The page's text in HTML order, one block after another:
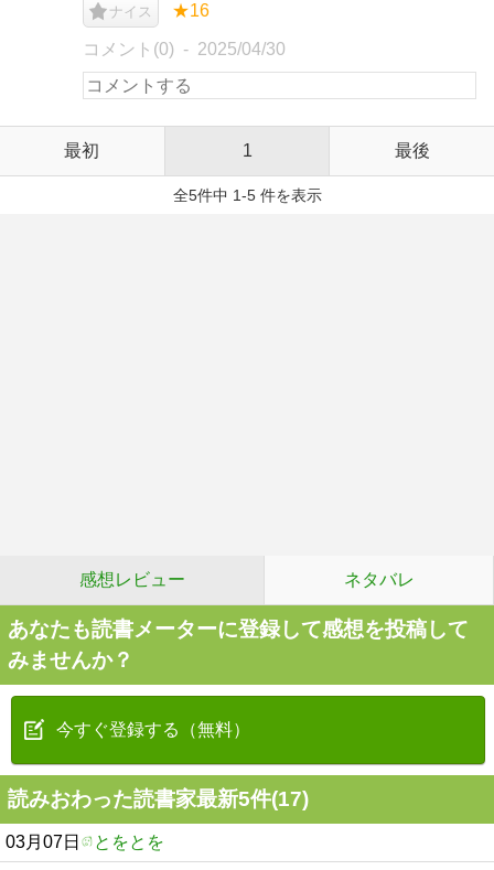
ナイス ★16
コメント(0) 2025/04/30
最初 1 最後
全5件中 1-5 件を表示
感想レビュー ネタバレ
あなたも読書メーターに登録して感想を投稿して
みませんか？
今すぐ登録する（無料）
読みおわった読書家最新5件(17)
03月07日 とをとを